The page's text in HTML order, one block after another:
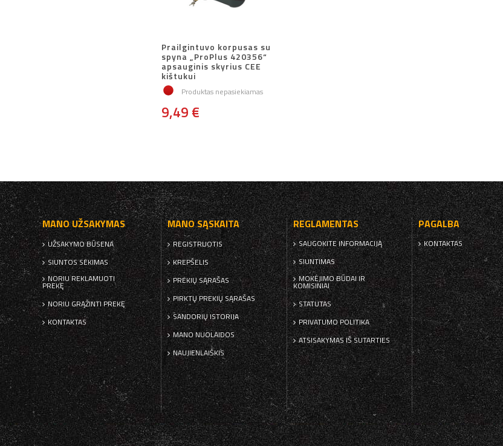
Prailgintuvo korpusas su
spyna „ProPlus 420356“
apsauginis skyrius CEE
kištukui
Produktas nepasiekiamas
9,49 €
MANO UŽSAKYMAS
UŽSAKYMO BŪSENA
SIUNTOS SEKIMAS
NORIU REKLAMUOTI
PREKĘ
NORIU GRĄŽINTI PREKĘ
KONTAKTAS
MANO SĄSKAITA
REGISTRUOTIS
KREPŠELIS
PREKIŲ SĄRAŠAS
PIRKTŲ PREKIŲ SĄRAŠAS
SANDORIŲ ISTORIJA
MANO NUOLAIDOS
NAUJIENLAIŠKIS
REGLAMENTAS
SAUGOKITE INFORMACIJĄ
SIUNTIMAS
MOKĖJIMO BŪDAI IR
KOMISINIAI
STATUTAS
PRIVATUMO POLITIKA
ATSISAKYMAS IŠ SUTARTIES
PAGALBA
KONTAKTAS